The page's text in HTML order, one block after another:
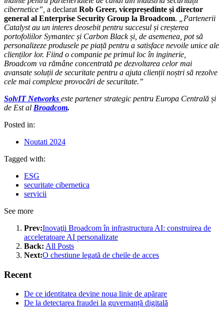
cibernetice”, a declarat Rob Greer, vicepreședinte și director
general al Enterprise Security Group la Broadcom.
„Partenerii
Catalyst au un interes deosebit pentru succesul și creșterea
portofoliilor Symantec și Carbon Black și, de asemenea, pot să
personalizeze produsele pe piață pentru a satisface nevoile unice ale
clienților lor. Fiind o companie pe primul loc în inginerie,
Broadcom va rămâne concentrată pe dezvoltarea celor mai
avansate soluții de securitate pentru a ajuta clienții noștri să rezolve
cele mai complexe provocări de securitate.”
SolvIT Networks este partener strategic pentru Europa Centrală și
de Est al Broadcom.
Posted in:
Noutati 2024
Tagged with:
ESG
securitate cibernetica
servicii
See more
Prev:Inovaţii Broadcom în infrastructura AI: construirea de
acceleratoare AI personalizate
Back: All Posts
Next:O chestiune legată de cheile de acces
Recent
De ce identitatea devine noua linie de apărare
De la detectarea fraudei la guvernanță digitală